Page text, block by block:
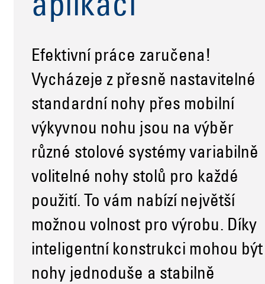
aplikaci
Efektivní práce zaručena!
Vycházeje z přesně nastavitelné
standardní nohy přes mobilní
výkyvnou nohu jsou na výběr
různé stolové systémy variabilně
volitelné nohy stolů pro každé
použití. To vám nabízí největší
možnou volnost pro výrobu. Díky
inteligentní konstrukci mohou být
nohy jednoduše a stabilně